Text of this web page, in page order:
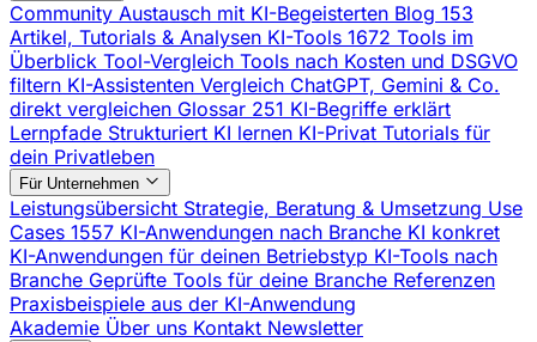
Community Austausch mit KI-Begeisterten Blog 153
Artikel, Tutorials & Analysen KI-Tools 1672 Tools im
Überblick Tool-Vergleich Tools nach Kosten und DSGVO
filtern KI-Assistenten Vergleich ChatGPT, Gemini & Co.
direkt vergleichen Glossar 251 KI-Begriffe erklärt
Lernpfade Strukturiert KI lernen KI-Privat Tutorials für
dein Privatleben
Für Unternehmen
Leistungsübersicht Strategie, Beratung & Umsetzung Use
Cases 1557 KI-Anwendungen nach Branche KI konkret
KI-Anwendungen für deinen Betriebstyp KI-Tools nach
Branche Geprüfte Tools für deine Branche Referenzen
Praxisbeispiele aus der KI-Anwendung
Akademie Über uns Kontakt Newsletter